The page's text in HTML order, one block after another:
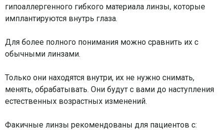
гипоаллергенного гибкого материала линзы, которые
имплантируются внутрь глаза.
Для более полного понимания можно сравнить их с
обычными линзами.
Только они находятся внутри, их не нужно снимать,
менять, обрабатывать. Они будут с вами до наступления
естественных возрастных изменений.
Факичные линзы рекомендованы для пациентов c: